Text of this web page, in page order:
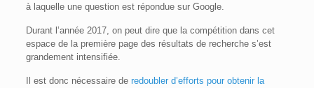
à laquelle une question est répondue sur Google.
Durant l’année 2017, on peut dire que la compétition dans cet
espace de la première page des résultats de recherche s’est
grandement intensifiée.
Il est donc nécessaire de redoubler d’efforts pour obtenir la